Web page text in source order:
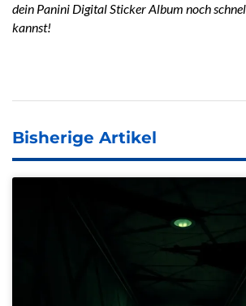
dein Panini Digital Sticker Album noch
kannst!
Bisherige Artikel